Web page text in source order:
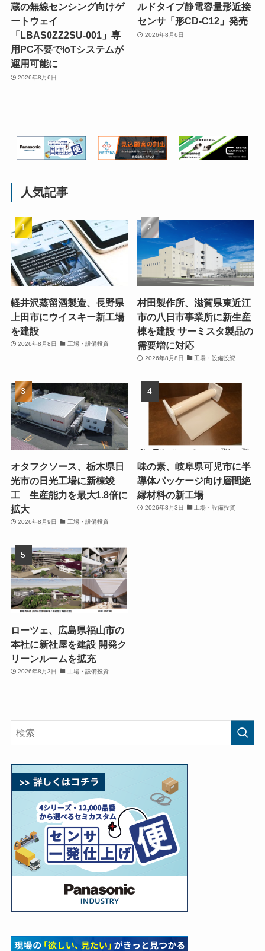
蔵の無線センシング向けゲ
ートウェイ
「LBAS0ZZ2SU-001」専
用PC不要でIoTシステムが
運用可能に
2026年8月6日
ルドタイプ静電容量形近接
センサ「形CD-C12」発売
2026年8月6日
人気記事
軽井沢蒸留酒製造、長野県
上田市にウイスキー新工場
を建設
2026年8月8日 工場・設備投資
村田製作所、滋賀県東近江
市の八日市事業所に新生産
棟を建設 サーミスタ製品の
需要増に対応
2026年8月8日 工場・設備投資
オタフクソース、栃木県日
光市の日光工場に新棟竣
工 生産能力を最大1.8倍に
拡大
2026年8月9日 工場・設備投資
味の素、岐阜県可児市に半
導体パッケージ向け層間絶
縁材料の新工場
2026年8月3日 工場・設備投資
ローツェ、広島県福山市の
本社に新社屋を建設 開発ク
リーンルームを拡充
2026年8月3日 工場・設備投資